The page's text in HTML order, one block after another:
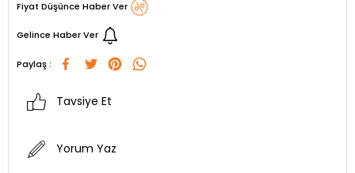
Fiyat Düşünce Haber Ver
Gelince Haber Ver
Paylaş :
Tavsiye Et
Yorum Yaz